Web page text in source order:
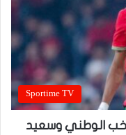
Sportime TV
الوطني وسعيد